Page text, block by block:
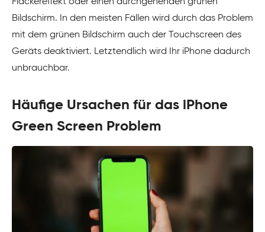
Bildschirm. In den meisten Fällen wird durch das Problem
mit dem grünen Bildschirm auch der Touchscreen des
Geräts deaktiviert. Letztendlich wird Ihr iPhone dadurch
unbrauchbar.
Häufige Ursachen für das iPhone
Green Screen Problem